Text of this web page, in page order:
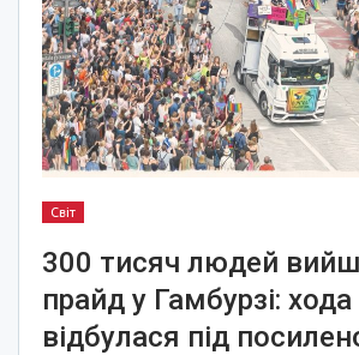
Світ
300 тисяч людей
прайд у Гамбурзі: хода
відбулася під